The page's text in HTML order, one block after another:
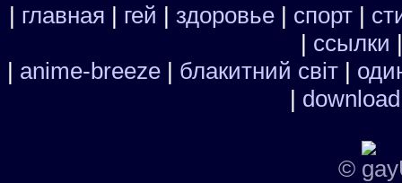
| главная | гей | здоровье | спорт |
| ссылки
| anime-breeze | блакитний свiт |
| download
©